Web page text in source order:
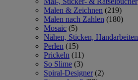
Malen & Zeichnen (219)
Malen nach Zahlen (180)
Mosaic (5)
Nähen, Sticken, Handarbeiten
Perlen (15)
Prickeln (11)
So Slime (3)
Spiral-Designer (2)